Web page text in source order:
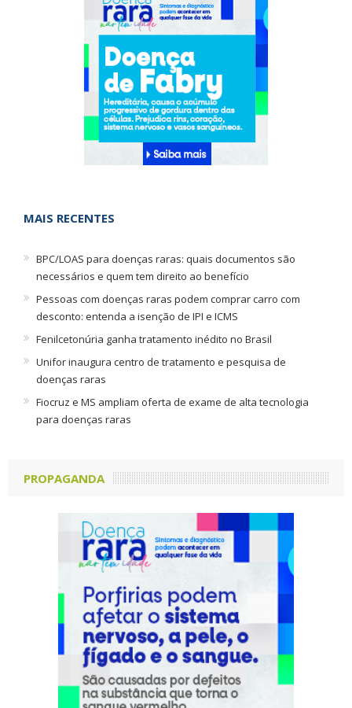
MAIS RECENTES
BPC/LOAS para doenças raras: quais documentos são
necessários e quem tem direito ao benefício
Pessoas com doenças raras podem comprar carro com
desconto: entenda a isenção de IPI e ICMS
Fenilcetonúria ganha tratamento inédito no Brasil
Unifor inaugura centro de tratamento e pesquisa de
doenças raras
Fiocruz e MS ampliam oferta de exame de alta tecnologia
para doenças raras
PROPAGANDA